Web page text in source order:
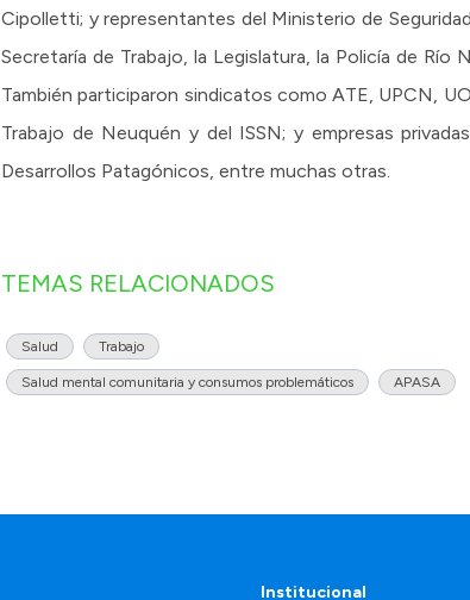
Cipolletti; y representantes del Ministerio de
Secretaría de Trabajo, la Legislatura, la Policía de Río
También participaron sindicatos como ATE, UPCN,
Trabajo de Neuquén y del ISSN; y empresas
Desarrollos Patagónicos, entre muchas otras.
TEMAS RELACIONADOS
Salud Trabajo
Salud mental comunitaria y consumos problemáticos APASA
Institucional